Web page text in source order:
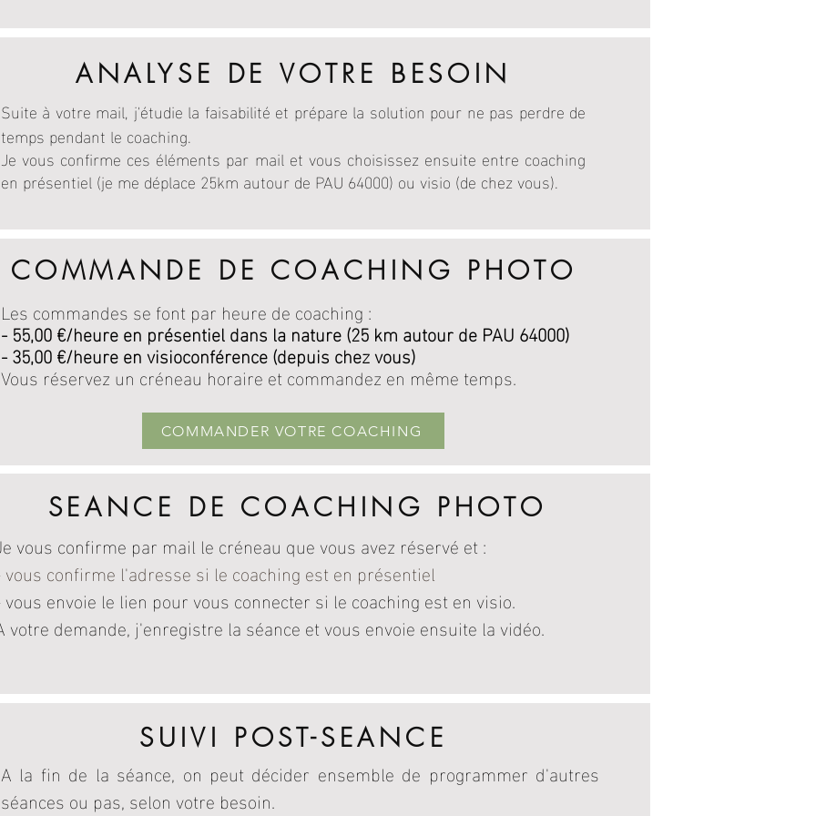
ANALYSE DE VOTRE BESOIN
Suite à votre mail, j'étudie la faisabilité et prépare la solution pour ne pas perdre de
temps pendant le coaching.
Je vous confirme ces éléments par mail et vous choisissez ensuite entre coaching
en présentiel (je me déplace 25km autour de PAU 64000) ou visio (de chez vous).
COMMANDE DE COACHING PHOTO
Les commandes se font par heure de coaching :
- 55,00 €/heure en présentiel dans la nature (25 km autour de PAU 64000)
- 35,00 €/heure en visioconférence (depuis chez vous)
Vous réservez un créneau horaire et commandez en même temps.
COMMANDER VOTRE COACHING
SEANCE DE COACHING PHOTO
vous confirme par mail le créneau que vous avez réservé et :
confirme l'adresse si le coaching est en présentiel
envoie le lien pour vous connecter si le coaching est en visio.
votre demande, j'enregistre la séance et vous envoie ensuite la vidéo.
SUIVI POST-SEANCE
A la fin de la séance, on peut décider ensemble de programmer d'autres
séances ou pas, selon votre besoin.